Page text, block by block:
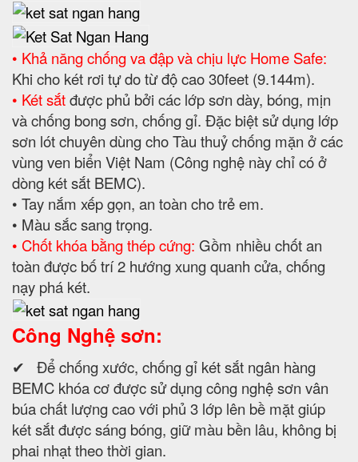
• Khả năng chống va đập và chịu lực Home Safe:
Khi cho két rơi tự do từ độ cao 30feet (9.144m).
• Két sắtđược phủ bởi các lớp sơn dày, bóng, mịn
và chống bong sơn, chống gỉ. Đặc biệt sử dụng lớp
sơn lót chuyên dùng cho Tàu thuỷ chống mặn ở các
vùng ven biển Việt Nam (Công nghệ này chỉ có ở
dòng két sắt BEMC).
• Tay nắm xếp gọn, an toàn cho trẻ em.
• Màu sắc sang trọng.
• Chốt khóa bằng thép cứng: Gồm nhiều chốt an
toàn được bố trí 2 hướng xung quanh cửa, chống
nạy phá két.
Công Nghệ sơn:
✔ Để chống xước, chống gỉ két sắt ngân hàng
BEMC khóa cơ được sử dụng công nghệ sơn vân
búa chất lượng cao với phủ 3 lớp lên bề mặt giúp
két sắt được sáng bóng, giữ màu bền lâu, không bị
phai nhạt theo thời gian.